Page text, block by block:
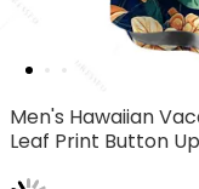
Men's Hawaiian
Leaf Print Button